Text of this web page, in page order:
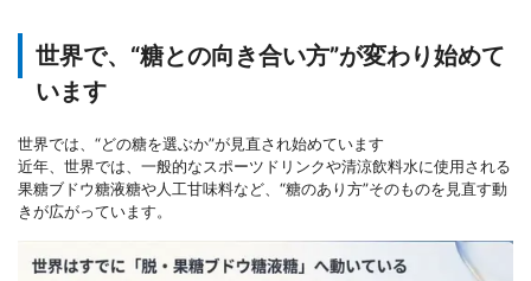
世界で、“糖との向き合い方”が変わり始めて
います
世界では、“どの糖を選ぶか”が見直され始めています
近年、世界では、一般的なスポーツドリンクや清涼飲料水に使用される
果糖ブドウ糖液糖や人工甘味料など、“糖のあり方”そのものを見直す動
きが広がっています。